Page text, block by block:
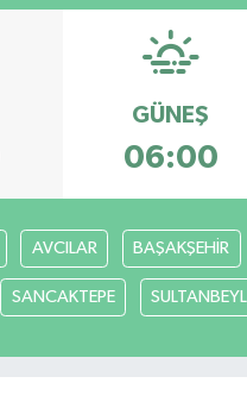
GÜNEŞ
06:00
AVCILAR BAŞAKŞEHİR
SANCAKTEPE SULTANBEYLİ